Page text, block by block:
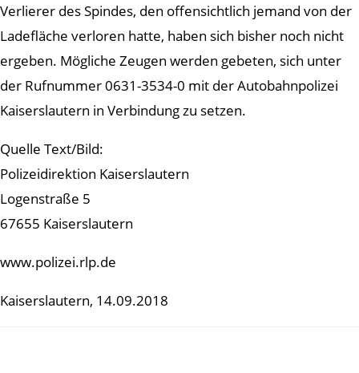
Verlierer des Spindes, den offensichtlich jemand von der
Ladefläche verloren hatte, haben sich bisher noch nicht
ergeben. Mögliche Zeugen werden gebeten, sich unter
der Rufnummer 0631-3534-0 mit der Autobahnpolizei
Kaiserslautern in Verbindung zu setzen.
Quelle Text/Bild:
Polizeidirektion Kaiserslautern
Logenstraße 5
67655 Kaiserslautern
www.polizei.rlp.de
Kaiserslautern, 14.09.2018